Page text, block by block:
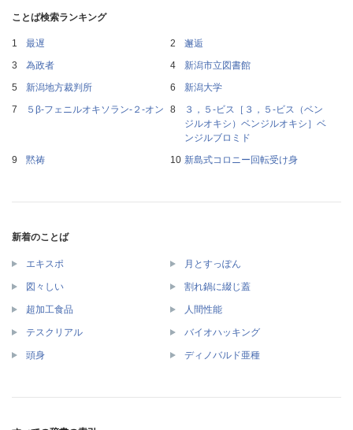
ことば検索ランキング
最遅
邂逅
為政者
新潟市立図書館
新潟地方裁判所
新潟大学
５β‐フェニルオキソラン‐２‐オン
３，５‐ビス［３，５‐ビス（ベン
ジルオキシ）ベンジルオキシ］ベ
ンジルブロミド
黙祷
新島式コロニー回転受け身
新着のことば
エキスポ 月とすっぽん
図々しい 割れ鍋に綴じ蓋
超加工食品 人間性能
テスクリアル バイオハッキング
頭身 ディノバルド亜種